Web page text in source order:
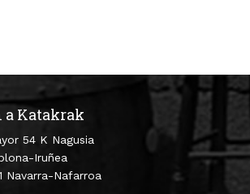
a Katakrak
54 K Nagusia
Iruñea
Navarra-Nafarroa